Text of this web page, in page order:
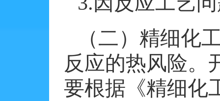
（二）精细化
反应的热风险。
要根据《精细化